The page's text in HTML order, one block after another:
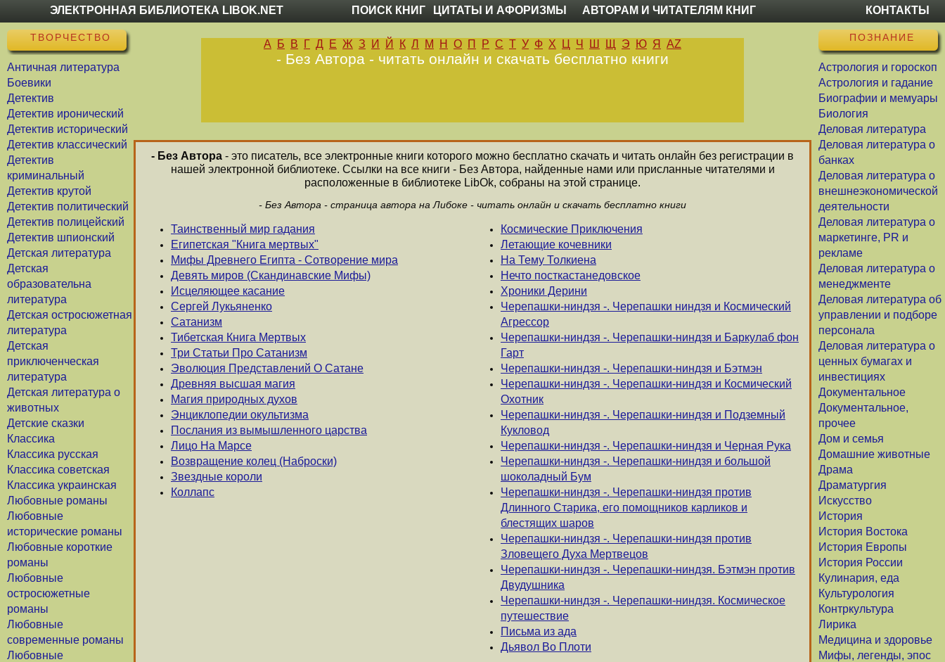
ЭЛЕКТРОННАЯ БИБЛИОТЕКА LIBOK.NET ПОИСК КНИГ ЦИТАТЫ И АФОРИЗМЫ АВТОРАМ И ЧИТАТЕЛЯМ КНИГ КОНТАКТЫ
ТВОРЧЕСТВО
Античная литература
Боевики
Детектив
Детектив иронический
Детектив исторический
Детектив классический
Детектив
криминальный
Детектив крутой
Детектив политический
Детектив полицейский
Детектив шпионский
Детская литература
Детская
образовательна
литература
Детская остросюжетная
литература
Детская
приключенческая
литература
Детская литература о
животных
Детские сказки
Классика
Классика русская
Классика советская
Классика украинская
Любовные романы
Любовные
исторические романы
Любовные короткие
романы
Любовные
остросюжетные
романы
Любовные
современные романы
Любовные
ПОЗНАНИЕ
Астрология и гороскоп
Астрология и гадание
Биографии и мемуары
Биология
Деловая литература
Деловая литература о
банках
Деловая литература о
внешнеэкономической
деятельности
Деловая литература о
маркетинге, PR и
рекламе
Деловая литература о
менеджменте
Деловая литература об
управлении и подборе
персонала
Деловая литература о
ценных бумагах и
инвестициях
Документальное
Документальное,
прочее
Дом и семья
Домашние животные
Драма
Драматургия
Искусство
История
История Востока
История Европы
История России
Кулинария, еда
Культурология
Контркультура
Лирика
Медицина и здоровье
Мифы, легенды, эпос
А Б В Г Д Е Ж З И Й К Л М Н О П Р С Т У Ф Х Ц Ч Ш Щ Э Ю Я AZ
- Без Автора - читать онлайн и скачать бесплатно книги
- Без Автора - это писатель, все электронные книги которого можно бесплатно скачать и читать онлайн без регистрации в
нашей электронной библиотеке. Ссылки на все книги - Без Автора, найденные нами или присланные читателями и
расположенные в библиотеке LibOk, собраны на этой странице.
- Без Автора - страница автора на Либоке - читать онлайн и скачать бесплатно книги
Таинственный мир гадания
Египетская "Книга мертвых"
Мифы Древнего Египта - Сотворение мира
Девять миров (Скандинавские Мифы)
Исцеляющее касание
Сергей Лукьяненко
Сатанизм
Тибетская Книга Мертвых
Три Статьи Про Сатанизм
Эволюция Представлений О Сатане
Древняя высшая магия
Магия природных духов
Энциклопедии окультизма
Послания из вымышленного царства
Лицо На Марсе
Возвращение колец (Наброски)
Звездные короли
Коллапс
Космические Приключения
Летающие кочевники
На Тему Толкиена
Нечто посткастанедовское
Хроники Дерини
Черепашки-ниндзя -. Черепашки ниндзя и Космический
Агрессор
Черепашки-ниндзя -. Черепашки-ниндзя и Баркулаб фон
Гарт
Черепашки-ниндзя -. Черепашки-ниндзя и Бэтмэн
Черепашки-ниндзя -. Черепашки-ниндзя и Космический
Охотник
Черепашки-ниндзя -. Черепашки-ниндзя и Подземный
Кукловод
Черепашки-ниндзя -. Черепашки-ниндзя и Черная Рука
Черепашки-ниндзя -. Черепашки-ниндзя и большой
шоколадный Бум
Черепашки-ниндзя -. Черепашки-ниндзя против
Длинного Старика, его помощников карликов и
блестящих шаров
Черепашки-ниндзя -. Черепашки-ниндзя против
Зловещего Духа Мертвецов
Черепашки-ниндзя -. Черепашки-ниндзя. Бэтмэн против
Двудушника
Черепашки-ниндзя -. Черепашки-ниндзя. Космическое
путешествие
Письма из ада
Дьявол Во Плоти